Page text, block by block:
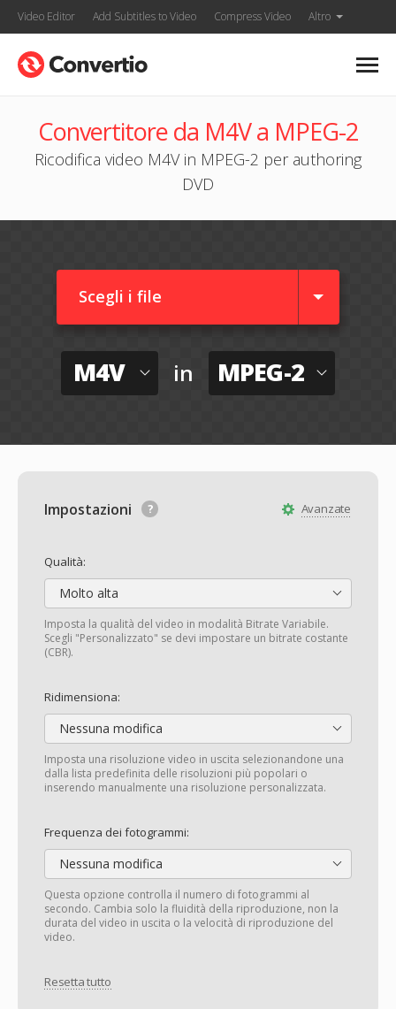
Video Editor Add Subtitles to Video Compress Video Altro
Convertitore da M4V a MPEG-2
Ricodifica video M4V in MPEG-2 per authoring
DVD
Scegli i file
M4V in MPEG-2
Avanzate
Impostazioni
Qualità:
Molto alta
Imposta la qualità del video in modalità Bitrate Variabile.
Scegli "Personalizzato" se devi impostare un bitrate costante
(CBR).
Ridimensiona:
Nessuna modifica
Imposta una risoluzione video in uscita selezionandone una
dalla lista predefinita delle risoluzioni più popolari o
inserendo manualmente una risoluzione personalizzata.
Frequenza dei fotogrammi:
Nessuna modifica
Questa opzione controlla il numero di fotogrammi al
secondo. Cambia solo la fluidità della riproduzione, non la
durata del video in uscita o la velocità di riproduzione del
video.
Resetta tutto